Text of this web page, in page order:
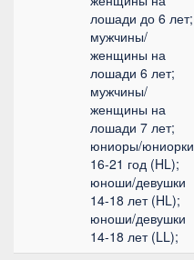
лошади до 6 лет;
мужчины/
женщины на
лошади 6 лет;
мужчины/
женщины на
лошади 7 лет;
юниоры/юниорки
16-21 год (HL);
юноши/девушки
14-18 лет (HL);
юноши/девушки
14-18 лет (LL);